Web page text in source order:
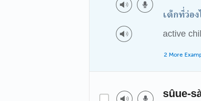
เด็กที่ว่อง
active
2 More
sûue-